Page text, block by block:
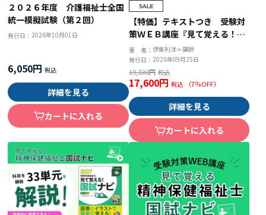
２０２６年度 介護福祉士全国
統一模擬試験（第２回）
発行日：2026年10月01日
6,050円
詳細を見る
カートに入れる
【特価】テキストつき 受験対
策ＷＥＢ講座『見て覚える！精
神保健福祉士国試ナビ［専門科
目］２０２７』
著 者： 伊東利洋＝講師
発行日： 2026年09月25日
19,030円
17,600円 （7％OFF）
詳細を見る
カートに入れる